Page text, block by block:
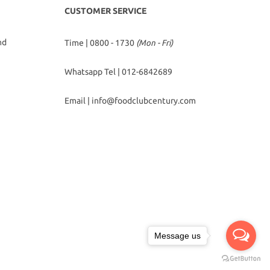
CUSTOMER SERVICE
Time | 0800 - 1730 (Mon - Fri)
Whatsapp Tel | 012-6842689
Email | info@foodclubcentury.com
Message us